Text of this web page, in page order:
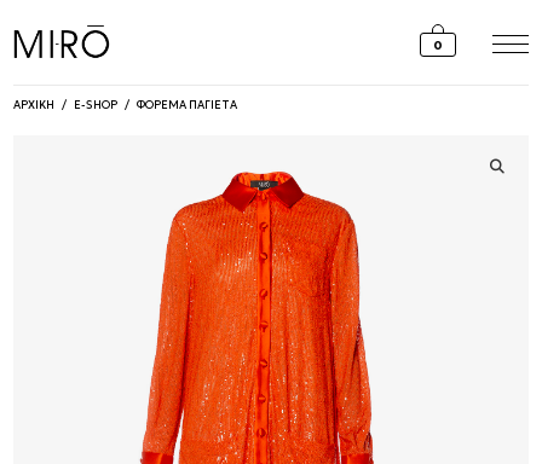
0
ΑΡΧΙΚΗ / E-SHOP / ΦΟΡΕΜΑ ΠΑΓΙΕΤΑ